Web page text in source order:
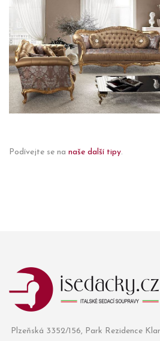
Podívejte se na naše další tipy.
Plzeňská 3352/156, Park Rezidence